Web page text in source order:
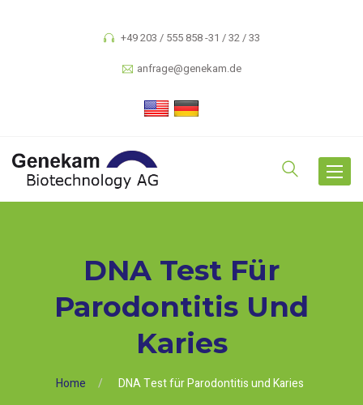
+49 203 / 555 858 -31 / 32 / 33
anfrage@genekam.de
Toggle
DNA Test Für
Parodontitis Und
Karies
Home DNA Test für Parodontitis und Karies